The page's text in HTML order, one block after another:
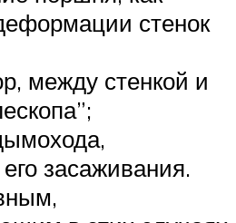
стенок
между стенкой и
засаживания.